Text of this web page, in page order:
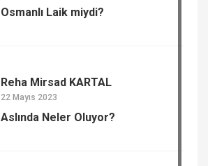
Osmanlı Laik miydi?
Reha Mirsad KARTAL
22 Mayıs 2023
Aslında Neler Oluyor?